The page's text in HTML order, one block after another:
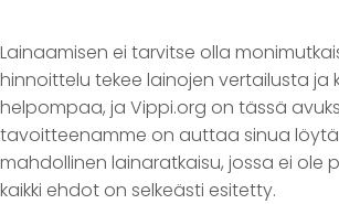
Lainaamisen ei tarvitse olla
hinnoittelu tekee lainojen vertailusta ja
helpompaa, ja Vippi.org on tässä
tavoitteenamme on auttaa sinua
mahdollinen lainaratkaisu, jossa ei ole
kaikki ehdot on selkeästi esitetty.